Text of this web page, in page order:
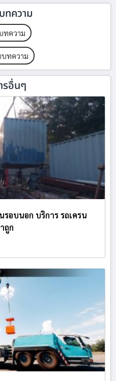
ทความ
ทความ
บทความ
รอื่นๆ
อบนอก บริการ รถเครน
ถูก